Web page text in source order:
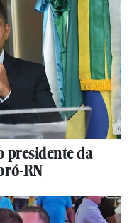
presidente da
RN